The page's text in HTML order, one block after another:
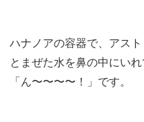
ハナノアの容器で、アス
とまぜた水を鼻の中にい
「ん〜〜〜〜！」です。